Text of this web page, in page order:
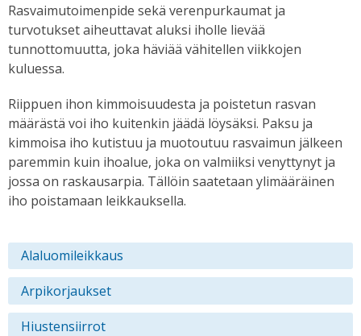
Rasvaimutoimenpide sekä verenpurkaumat ja
turvotukset aiheuttavat aluksi iholle lievää
tunnottomuutta, joka häviää vähitellen viikkojen
kuluessa.
Riippuen ihon kimmoisuudesta ja poistetun rasvan
määrästä voi iho kuitenkin jäädä löysäksi. Paksu ja
kimmoisa iho kutistuu ja muotoutuu rasvaimun jälkeen
paremmin kuin ihoalue, joka on valmiiksi venyttynyt ja
jossa on raskausarpia. Tällöin saatetaan ylimääräinen
iho poistamaan leikkauksella.
Alaluomileikkaus
Arpikorjaukset
Hiustensiirrot